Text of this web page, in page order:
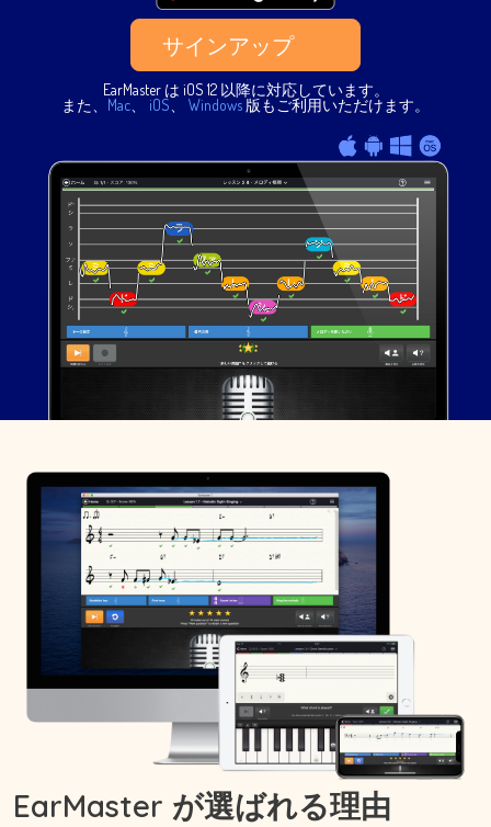
サインアップ
EarMaster は iOS 12 以降に対応しています。
また、 Mac iOS Windows 版もご利用いただけます。
EarMaster が選ばれる理由